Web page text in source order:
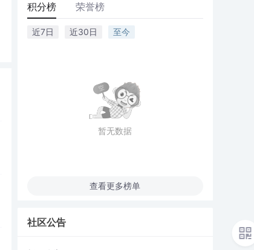
积分榜 荣誉榜
近7日 近30日 至今
暂无数据
查看更多榜单
社区公告